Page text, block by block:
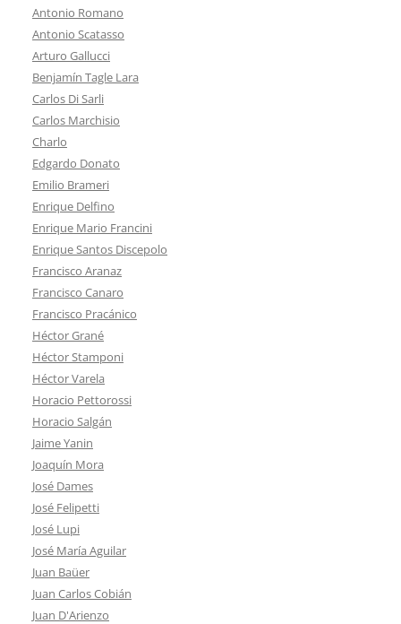
Antonio Romano
Antonio Scatasso
Arturo Gallucci
Benjamín Tagle Lara
Carlos Di Sarli
Carlos Marchisio
Charlo
Edgardo Donato
Emilio Brameri
Enrique Delfino
Enrique Mario Francini
Enrique Santos Discepolo
Francisco Aranaz
Francisco Canaro
Francisco Pracánico
Héctor Grané
Héctor Stamponi
Héctor Varela
Horacio Pettorossi
Horacio Salgán
Jaime Yanin
Joaquín Mora
José Dames
José Felipetti
José Lupi
José María Aguilar
Juan Baüer
Juan Carlos Cobián
Juan D'Arienzo